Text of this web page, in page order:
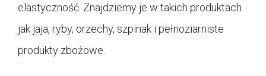
elastyczność. Znajdziemy je w takich produktach
jak jaja, ryby, orzechy, szpinak i pełnoziarniste
produkty zbożowe.